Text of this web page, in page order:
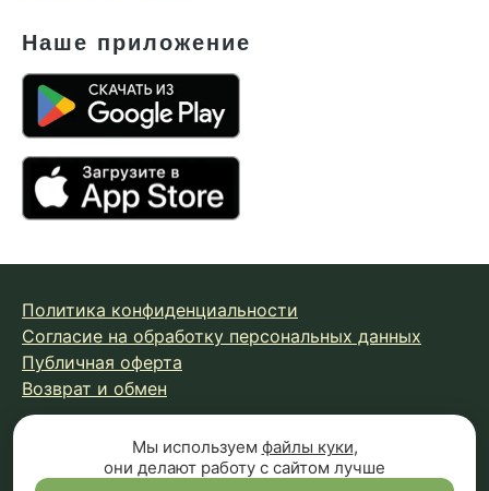
Наше приложение
Политика конфиденциальности
Согласие на обработку персональных данных
Публичная оферта
Возврат и обмен
© 2026 Fungiline — зарегистрированная торговая марка.
Копирование материалов с сайта запрещено.
Мы используем файлы куки,
они делают работу с сайтом лучше